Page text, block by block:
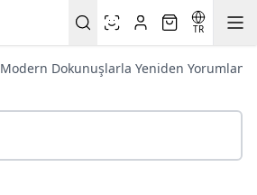
TR
Modern Dokunuşlarla Yeniden